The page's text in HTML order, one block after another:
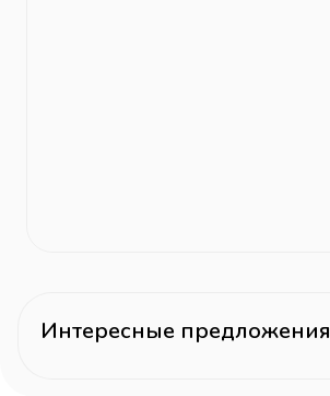
Интересные предложения